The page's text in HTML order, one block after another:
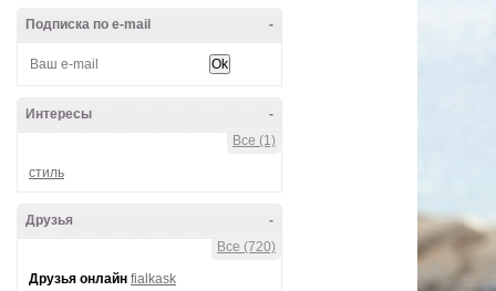
-
Подписка по e-mail
-
Интересы
Все (1)
стиль
-
Друзья
Все (720)
Друзья онлайн fialkask